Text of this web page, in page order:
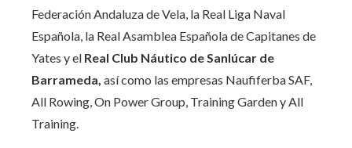
Federación Andaluza de Vela, la Real Liga Naval
Española, la Real Asamblea Española de Capitanes de
Yates y el Real Club Náutico de Sanlúcar de
Barrameda, así como las empresas Naufiferba SAF,
All Rowing, On Power Group, Training Garden y All
Training.